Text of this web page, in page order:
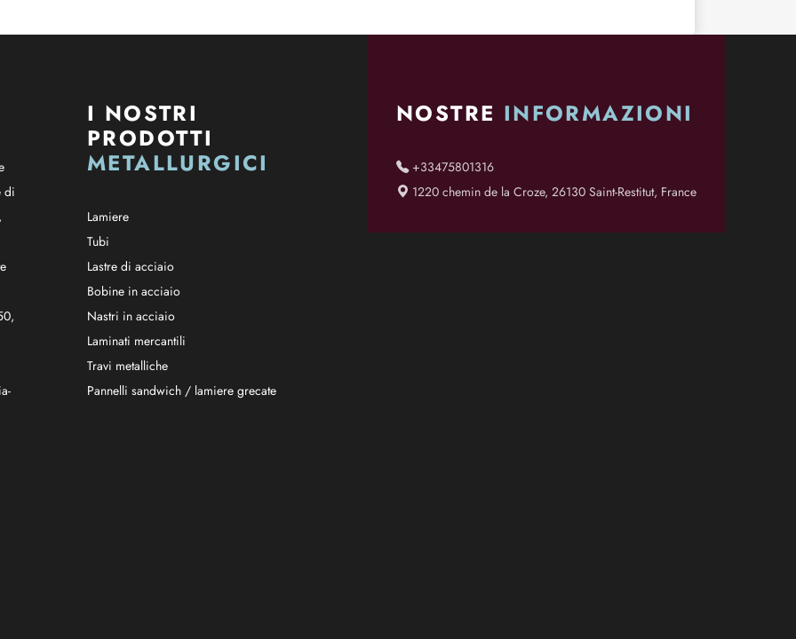
di
I NOSTRI
PRODOTTI
METALLURGICI
Lamiere
Tubi
Lastre di acciaio
Bobine in acciaio
Nastri in acciaio
Laminati mercantili
Travi metalliche
Pannelli sandwich / lamiere grecate
NOSTRE INFORMAZIONI
+33475801316
1220 chemin de la Croze, 26130 Saint-Restitut, France